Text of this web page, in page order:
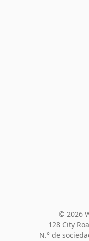
© 2026
128 City
N.° de